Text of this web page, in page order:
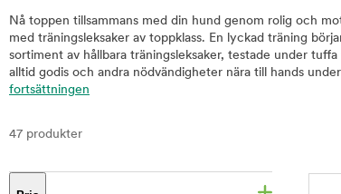
Nå toppen tillsammans med din hund genom rolig och
med träningsleksaker av toppklass. En lyckad träning
sortiment av hållbara träningsleksaker, testade under
alltid godis och andra nödvändigheter nära till hands
fortsättningen
47 produkter